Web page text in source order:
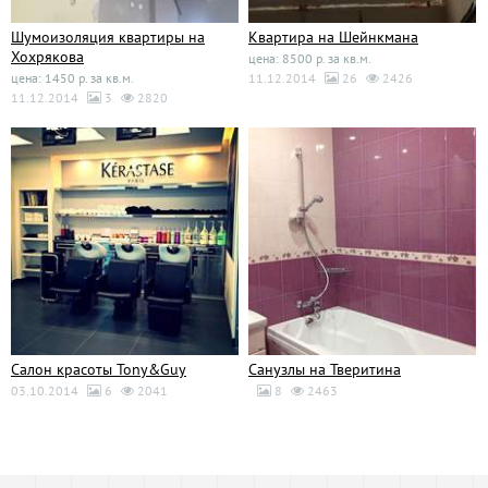
Шумоизоляция квартиры на
Хохрякова
цена: 1450 р. за кв.м.
11.12.2014
3 2820
Квартира на Шейнкмана
цена: 8500 р. за кв.м.
11.12.2014
26 2426
Салон красоты Tony&Guy
03.10.2014 6 2041
Санузлы на Тверитина
8 2463